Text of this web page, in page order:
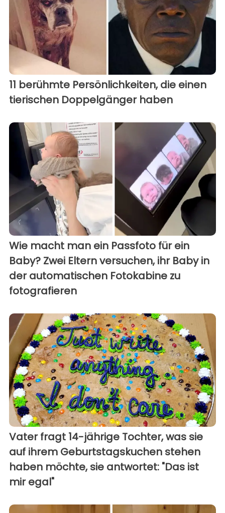
11 berühmte Persönlichkeiten, die einen
tierischen Doppelgänger haben
Wie macht man ein Passfoto für ein
Baby? Zwei Eltern versuchen, ihr Baby in
der automatischen Fotokabine zu
fotografieren
Vater fragt 14-jährige Tochter, was sie
auf ihrem Geburtstagskuchen stehen
haben möchte, sie antwortet: "Das ist
mir egal"